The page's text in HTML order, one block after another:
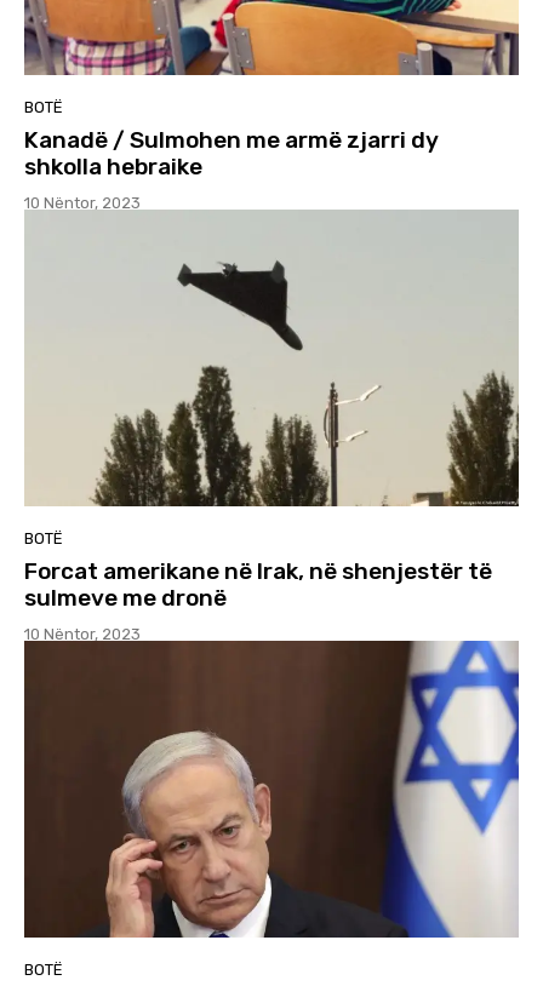
BOTË
Kanadë / Sulmohen me armë zjarri dy
shkolla hebraike
10 Nëntor, 2023
BOTË
Forcat amerikane në Irak, në shenjestër të
sulmeve me dronë
10 Nëntor, 2023
BOTË